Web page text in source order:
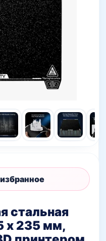
стальная
x 235 мм,